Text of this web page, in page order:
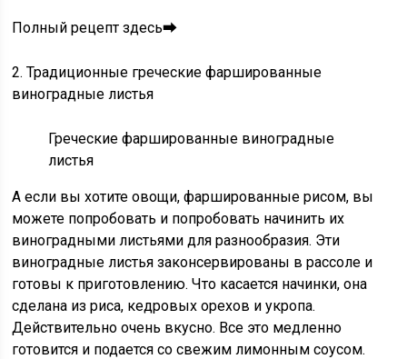
Полный рецепт здесь⮕
2. Традиционные греческие фаршированные
виноградные листья
Греческие фаршированные виноградные
листья
А если вы хотите овощи, фаршированные рисом, вы
можете попробовать и попробовать начинить их
виноградными листьями для разнообразия. Эти
виноградные листья законсервированы в рассоле и
готовы к приготовлению. Что касается начинки, она
сделана из риса, кедровых орехов и укропа.
Действительно очень вкусно. Все это медленно
готовится и подается со свежим лимонным соусом.